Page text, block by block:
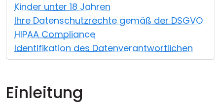
Kinder unter 18 Jahren
Ihre Datenschutzrechte gemäß der DSGVO
HIPAA Compliance
Identifikation des Datenverantwortlichen
Einleitung